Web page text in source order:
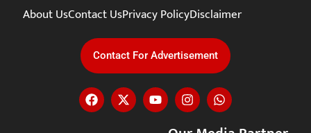
About UsContact UsPrivacy PolicyDisclaimer
Contact For Advertisement